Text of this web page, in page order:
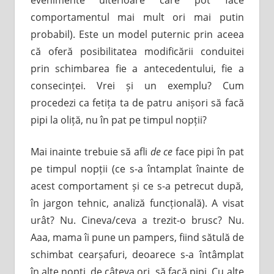
comportamentul mai mult ori mai putin
probabil). Este un model puternic prin aceea
că oferă posibilitatea modificării conduitei
prin schimbarea fie a antecedentului, fie a
consecinței. Vrei și un exemplu? Cum
procedezi ca fetița ta de patru anișori să facă
pipi la oliță, nu în pat pe timpul nopții?
Mai inainte trebuie să afli de ce face pipi în pat
pe timpul nopții (ce s-a întamplat înainte de
acest comportament și ce s-a petrecut după,
în jargon tehnic, analiză funcțională). A visat
urât? Nu. Cineva/ceva a trezit-o brusc? Nu.
Aaa, mama îi pune un pampers, fiind sătulă de
schimbat cearșafuri, deoarece s-a întâmplat